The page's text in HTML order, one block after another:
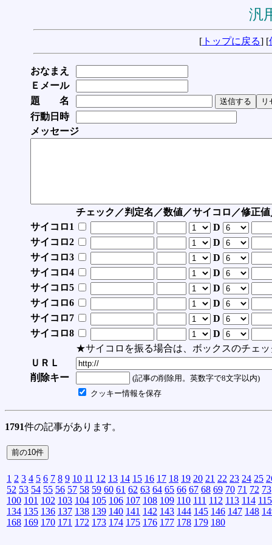
汎
[ トップに戻る] [
おなまえ
Ｅメール
題 名
行動日時
メッセージ
チェック／判定名／数値／サイコロ／修正
サイコロ1
D
サイコロ2
D
サイコロ3
D
サイコロ4
D
サイコロ5
D
サイコロ6
D
サイコロ7
D
サイコロ8
D
★サイコロを振る場合は、ボックスのチェッ
ＵＲＬ
削除キー
(記事の削除用。英数字で8文字以内)
クッキー情報を保存
1791件の記事があります。
1 2 3 4 5 6 7 8 9 10 11 12 13 14 15 16 17 18 19 20 21 22 23 24 25
52 53 54 55 56 57 58 59 60 61 62 63 64 65 66 67 68 69 70 71 72 73
100 101 102 103 104 105 106 107 108 109 110 111 112 113 114 115
134 135 136 137 138 139 140 141 142 143 144 145 146 147 148
168 169 170 171 172 173 174 175 176 177 178 179 180